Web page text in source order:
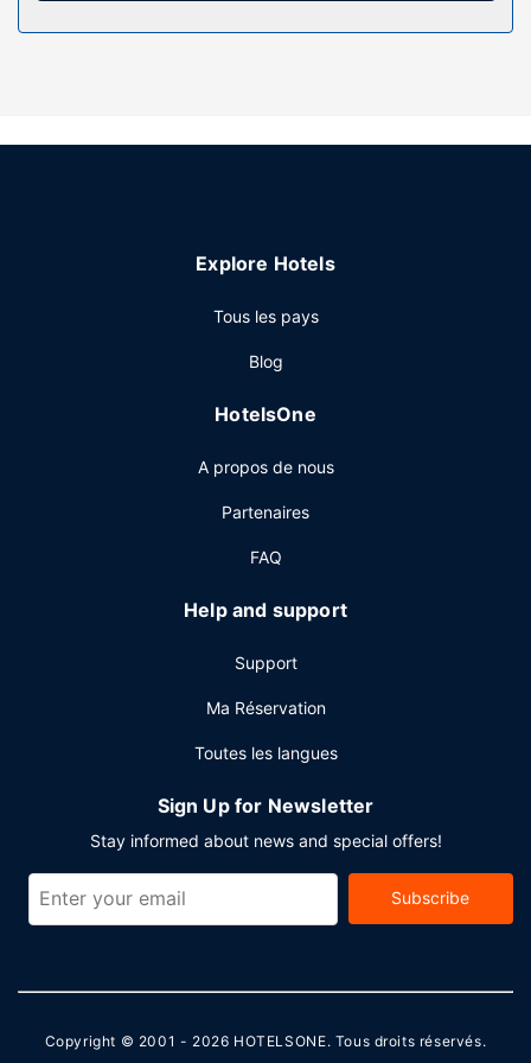
La détente avant tout ! Profitez des nombreuses options
service d'assistance pour les visites touristiques ou l'achat
Prenez un délicieux repas au restaurant et comblez tous
limités) proposé par cet hôtel. Si vous avez envie de vous
l'hébergement abrite un bar / salon et un bar en bord de
de nettoyage à sec / blanchisserie, une réception ouverte
24 h/24 et une consigne à bagages. En échange d'un
navette vers et depuis l'aéroport. De plus un parking
gratuit se trouve dans l'enceinte de l'hébergement.
Explore Hotels
Tous les pays
Blog
HotelsOne
A propos de nous
Partenaires
FAQ
Help and support
Support
Ma Réservation
Toutes les langues
Sign Up for Newsletter
Stay informed about news and special offers!
Subscribe
Copyright © 2001 - 2026 HOTELSONE. Tous droits réservés.